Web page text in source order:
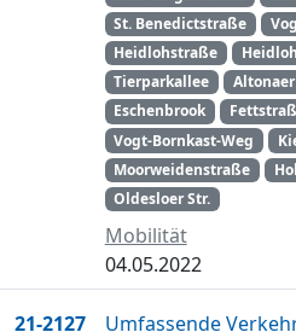
St. Benedictstraße
Heidlohstraße
Tierparkallee
Eschenbrook
Vogt-Bornkast-Weg
Moorweidenstraße
Oldesloer Str.
Mobilität
04.05.2022
21-2127 Umfassende